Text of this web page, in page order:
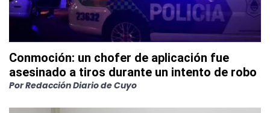
Conmoción: un chofer de aplicación fue
asesinado a tiros durante un intento de robo
PorRedacción Diario de Cuyo